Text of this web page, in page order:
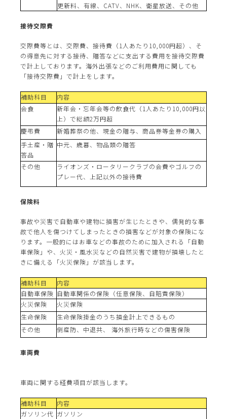
更新料、有線、CATV、NHK、衛星放送、その他
接待交際費
交際費等とは、交際費、接待費（1人あたり10,000円超）、そ
の得意先に対する接待、贈答などに支出する費用を接待交際費
で計上しております。海外出張などのご利用費用に関しても
「接待交際費」で計上をします。
補助科目
内容
会食
新年会・忘年会等の飲食代（1人あたり10,000円以
上）で総額2万円超
慶弔費
新婚葬祭の他、現金の贈与、商品券等金券の購入
手土産・贈
答品
中元、歳暮、物品類の贈答
その他
ライオンズ・ロータリークラブの会費やゴルフの
プレー代、上記以外の接待費
保険料
事故や災害で自動車や建物に損害が生じたときや、偶発的な事
故で他人を傷つけてしまったときの損害などが対象の保険にな
ります。一般的にはお車などの事故のために加入される「自動
車保険」や、火災・風水災などの自然災害で建物が損壊したと
きに備える「火災保険」が該当します。
補助科目
内容
自動車保険 自動車関係の保険（任意保険、自賠責保険）
火災保険
火災保険
生命保険
生命保険掛金のうち損金計上できるもの
その他
倒産防、中退共、 海外旅行時などの傷害保険
車両費
車両に関する経費項目が該当します。
補助科目
内容
ガソリン代 ガソリン